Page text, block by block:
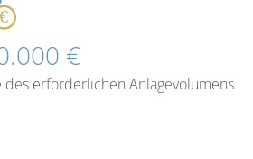
€
des erforderlichen Anlagevolumens